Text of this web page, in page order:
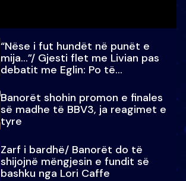
“Nëse i fut hundët në punët e
mija…”/ Gjesti flet me Livian pas
debatit me Eglin: Po të
Banorët shohin promon e finales
së madhe të BBV3, ja reagimet e
tyre
Zarf i bardhë/ Banorët do të
shijojnë mëngjesin e fundit së
bashku nga Lori Caffe